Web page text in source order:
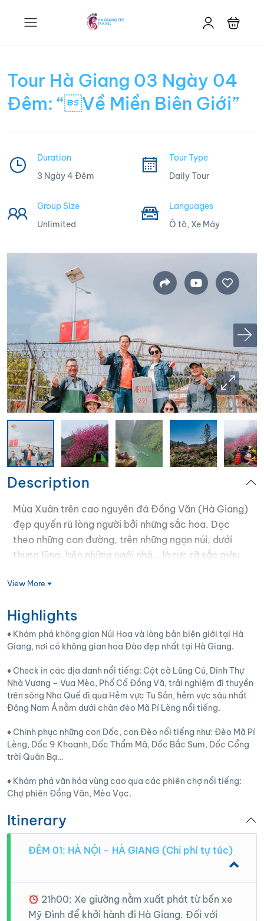
Tour Hà Giang 03 Ngày 04
Đêm: “Về Miền Biên Giới”
Duration
3 Ngày 4 Đêm
Tour Type
Daily Tour
Group Size
Unlimited
Languages
Ô tô, Xe Máy
Description
Mùa Xuân trên cao nguyên đá Đồng Văn (Hà Giang)
đẹp quyến rũ lòng người bởi những sắc hoa. Dọc
theo những con đường, trên những ngọn núi, dưới
thung lũng, bên những ngôi nhà… là rực rỡ sắc màu
của hoa đào; màu trắng của hoa mơ hoa mận; màu
xám của đá, màu xanh của lá cây.
Người Hà Giang trồng đào ở khắp mọi nơi, từ ngoài
cành đào trong tầm mắt bà con dân bản. Bởi thế
mỗi khi xuân về, hoa Đào bung nở thắm cả đất trời
khiến mọi người đều háo hức hân hoan.
Hành trình mùa Xuân 2023 mang tên “Xuân về trên
Bản Làng” Hà Giang Trẻ sẽ đưa du khách đến với
những hành trình trải nghiệm đậm chất văn hóa các
dân tộc vùng cao như: Mông, Hoa, Lô Lô, Dao …
trong không gian sinh hoạt văn hóa cộng đồng của
quý khách sẽ được trải nghiệm hoạt động văn nghệ
dân gian lồng ghép trong hành trình.
View More
Highlights
♦️ Khám phá không gian Núi Hoa và làng bản biên giới tại Hà
Giang, nơi có không gian hoa Đào đẹp nhất tại Hà Giang.
♦️ Check in các địa danh nổi tiếng: Cột cờ Lũng Cú, Dinh Thự
Nhà Vương – Vua Mèo, Phố Cổ Đồng Vă, trải nghiệm đi thuyền
trên sông Nho Quế đi qua Hẻm vực Tu Sản, hẻm vực sâu nhất
Đông Nam Á nằm dưới chân đèo Mã Pí Lèng nổi tiếng.
♦️ Chinh phục những con Dốc, con Đèo nổi tiếng như: Đèo Mã Pí
Lèng, Dốc 9 Khoanh, Dốc Thẩm Mã, Dốc Bắc Sum, Dốc Cổng
trời Quản Bạ…
♦️ Khám phá văn hóa vùng cao qua các phiên chợ nổi tiếng:
Chợ phiên Đồng Văn, Mèo Vạc.
Itinerary
ĐÊM 01: HÀ NỘI – HÀ GIANG (Chi phí tự túc)
21h00: Xe giường nằm xuất phát từ bến xe
Mỹ Đình để khởi hành đi Hà Giang. Đối với